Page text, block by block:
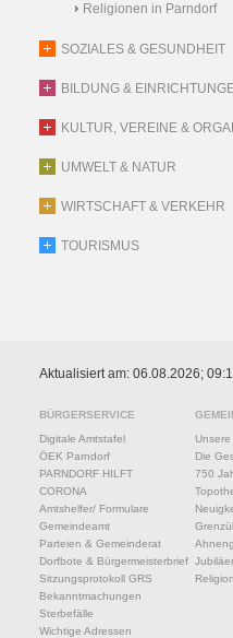
Religionen in Parndorf
SOZIALES & GESUNDHEIT
BILDUNG &
KULTUR, VEREINE &
UMWELT & NATUR
WIRTSCHAFT & VERKEHR
TOURISMUS
Aktualisiert am: 06.08.2026;
BÜRGERSERVICE
Digitale Amtstafel
ÖEK Parndorf
PARNDORF HILFT
CORONA
Amtshelfer/ Formulare
Gemeindeamt
Parteien & Gemeinderat
Dorfbote & Bürgermeisterbrief
Sitzungsprotokoll GRS
Bekanntmachungen
Sterbefälle
Wichtige Adressen
Die
750